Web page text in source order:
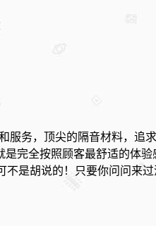
务，顶尖的隔音材料，追
完全按照顾客最舒适的体
是胡说的！只要你问问来